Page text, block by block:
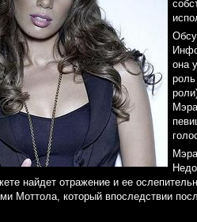
она
найдет отражение и ее
Моттола, который впоследствии